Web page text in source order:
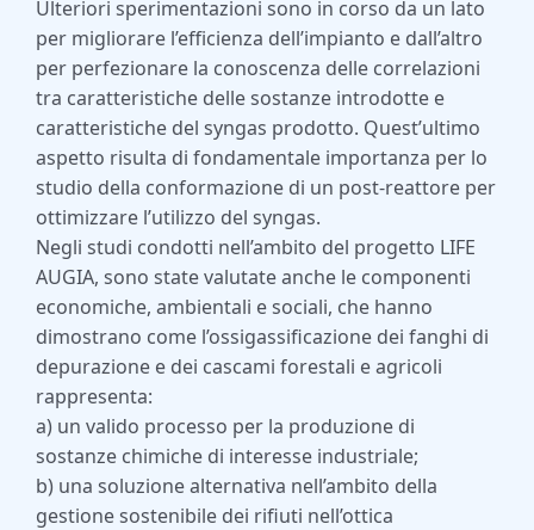
Ulteriori sperimentazioni sono in corso da un lato
per migliorare l’efficienza dell’impianto e dall’altro
per perfezionare la conoscenza delle correlazioni
tra caratteristiche delle sostanze introdotte e
caratteristiche del syngas prodotto. Quest’ultimo
aspetto risulta di fondamentale importanza per lo
studio della conformazione di un post-reattore per
ottimizzare l’utilizzo del syngas.
Negli studi condotti nell’ambito del progetto LIFE
AUGIA, sono state valutate anche le componenti
economiche, ambientali e sociali, che hanno
dimostrano come l’ossigassificazione dei fanghi di
depurazione e dei cascami forestali e agricoli
rappresenta:
a) un valido processo per la produzione di
sostanze chimiche di interesse industriale;
b) una soluzione alternativa nell’ambito della
gestione sostenibile dei rifiuti nell’ottica